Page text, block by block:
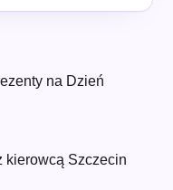
na Dzień
kierowcą Szczecin